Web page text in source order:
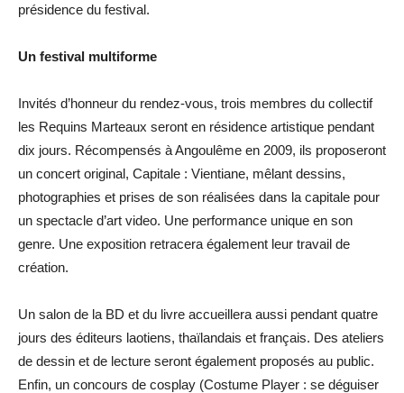
présidence du festival.
Un festival multiforme
Invités d’honneur du rendez-vous, trois membres du collectif
les Requins Marteaux seront en résidence artistique pendant
dix jours. Récompensés à Angoulême en 2009, ils proposeront
un concert original, Capitale : Vientiane, mêlant dessins,
photographies et prises de son réalisées dans la capitale pour
un spectacle d’art video. Une performance unique en son
genre. Une exposition retracera également leur travail de
création.
Un salon de la BD et du livre accueillera aussi pendant quatre
jours des éditeurs laotiens, thaïlandais et français. Des ateliers
de dessin et de lecture seront également proposés au public.
Enfin, un concours de cosplay (Costume Player : se déguiser